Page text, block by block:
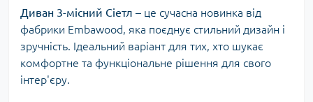
Диван 3-місний Сіетл – це сучасна новинка від
фабрики Embawood, яка поєднує стильний дизайн і
зручність. Ідеальний варіант для тих, хто шукає
комфортне та функціональне рішення для свого
інтер'єру.